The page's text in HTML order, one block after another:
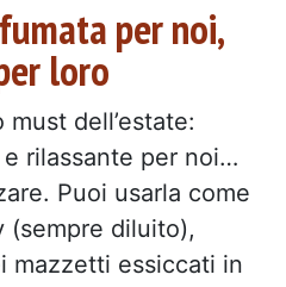
per noi,
loro
dell’estate:
rilassante per noi…
Puoi usarla come
(sempre diluito),
mazzetti essiccati in